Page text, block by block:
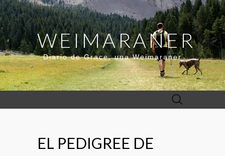
WEIMARANER
Diario de Grace, una Weimaraner
Buscar:
EL PEDIGREE DE